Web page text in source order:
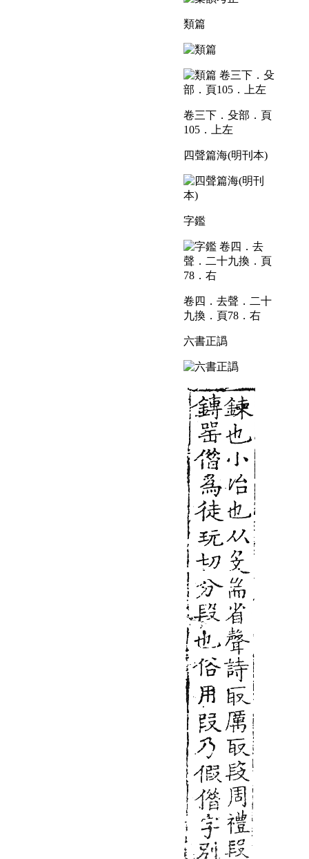
類篇
卷三下．殳部．頁
105．上左
四聲篇海(明刊本)
字鑑
卷四．去聲．二十
九換．頁78．右
六書正譌